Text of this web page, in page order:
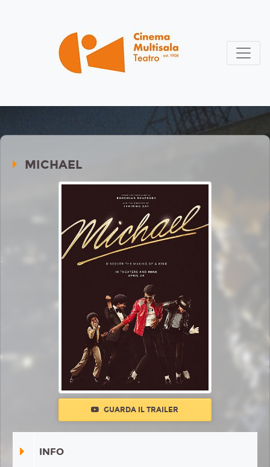
MICHAEL
GUARDA IL TRAILER
INFO